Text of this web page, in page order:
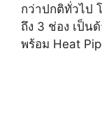
กว่าปกติทั่วไป
ถึง 3 ช่อง เป็น
พร้อม Heat